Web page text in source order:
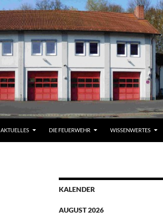
AKTUELLES DIE FEUERWEHR WISSENWERTES
KALENDER
AUGUST 2026